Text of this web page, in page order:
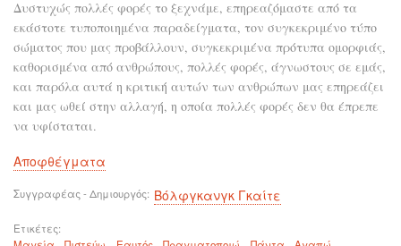
Δυστυχώς πολλές φορές το ξεχνάμε, επηρεαζόμαστε από τα
εκάστοτε τυποποιημένα παραδείγματα, τον συγκεκριμένο τύπο
σώματος που μας προβάλλουν, συγκεκριμένα πρότυπα ομορφιάς,
καθορισμένα από ανθρώπους, πολλές φορές, άγνωστους σε εμάς,
και παρόλα αυτά η κριτική αυτών των ανθρώπων μας επηρεάζει
και μας ωθεί στην αλλαγή, η οποία πολλές φορές δεν θα έπρεπε
να υφίσταται.
Αποφθέγματα
Συγγραφέας - Δημιουργός Βόλφγκανγκ Γκαίτε
Ετικέτες